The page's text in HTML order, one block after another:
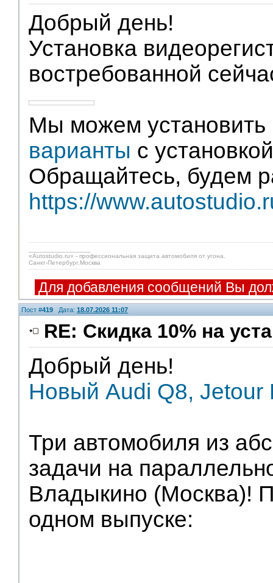
Добрый день!
Установка
востребованной
Мы можем установить
варианты с
Обращайтесь, будем
https://
«Autostudio.ru» - профессиональная защита автомобиля от угона.
Санкт-Петербург,Москва
Для добавления сообщений Вы
Пост #419 Дата: 18.07.2026 11:07
RE: Скидка 10% на
Добрый день!
Новый Audi Q8, Jetour
Три автомобиля из
задачи на
Владыкино (Москва)!
одном выпуске: